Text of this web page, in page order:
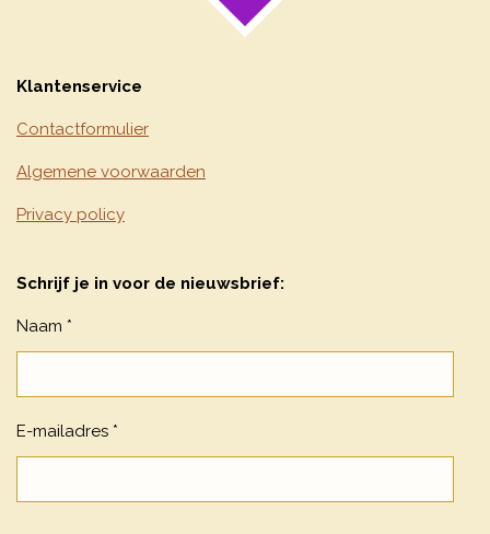
Klantenservice
Contactformulier
Algemene voorwaarden
Privacy policy
Schrijf je in voor de nieuwsbrief:
Naam *
E-mailadres *